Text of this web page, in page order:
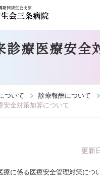
診療医療安全
ついて
診療報酬について
安全対策加算について
更新
療に係る医療安全管理対策につ